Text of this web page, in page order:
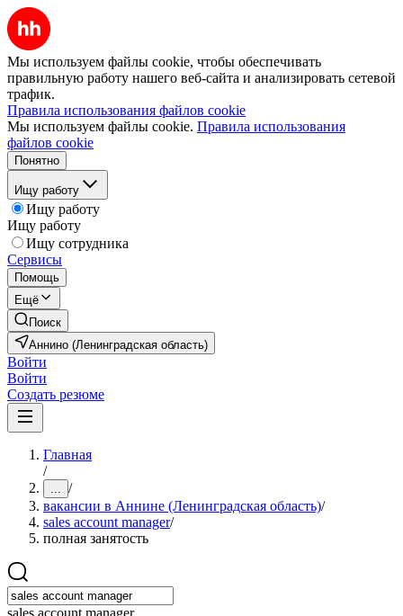
Мы используем файлы cookie, чтобы обеспечивать
правильную работу нашего веб-сайта и анализировать сетевой
трафик.
Правила использования файлов cookie
Мы используем файлы cookie. Правила использования
файлов cookie
Понятно
Ищу работу
Ищу работу
Ищу работу
Ищу сотрудника
Сервисы
Помощь
Ещё
Поиск
Аннино (Ленинградская область)
Войти
Войти
Создать резюме
Главная
/
... /
вакансии в Аннине (Ленинградская область)/
sales account manager/
полная занятость
sales account manager